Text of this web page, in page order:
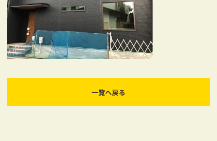
リフォーム・リノベーションをお考えの方
必見！土地からお探しの方へ
資金計画についてのご相談
お知らせ
一覧へ戻る